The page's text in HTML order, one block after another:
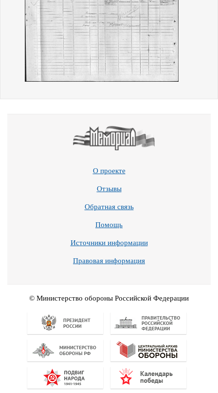
О проекте
Отзывы
Обратная связь
Помощь
Источники информации
Правовая информация
© Министерство обороны Российской Федерации